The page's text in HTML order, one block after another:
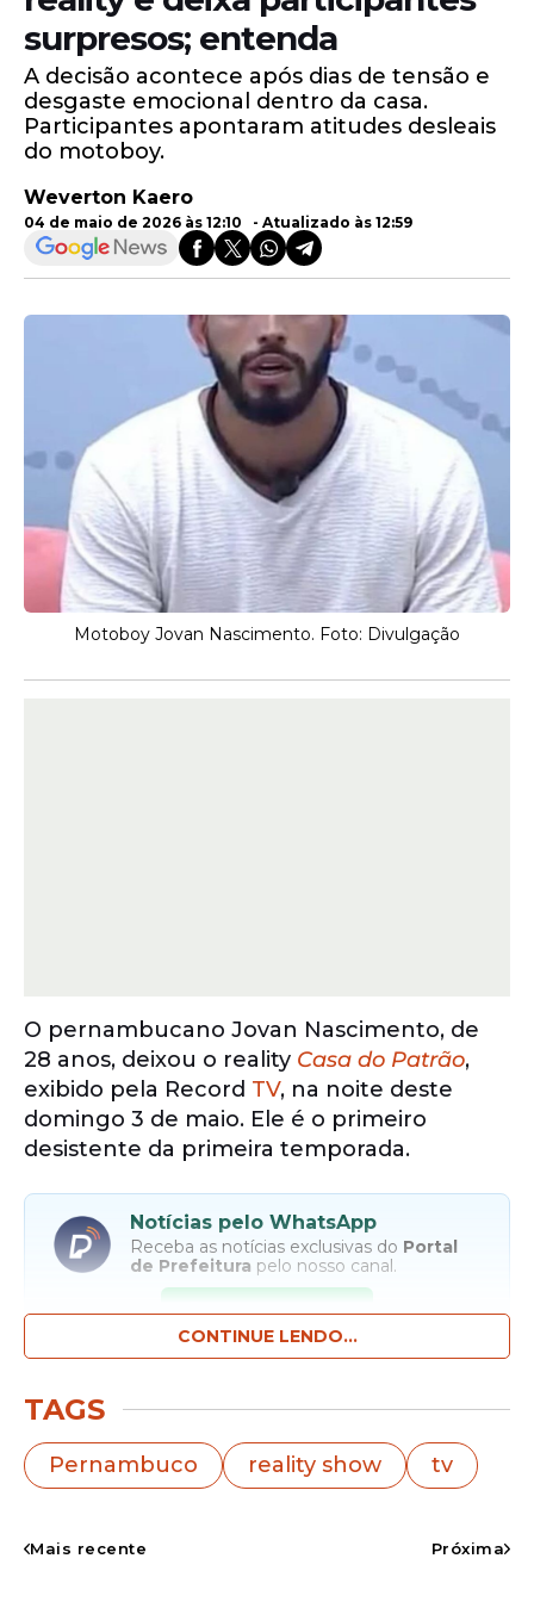
surpresos; entenda
A decisão acontece após dias de tensão e
desgaste emocional dentro da casa.
Participantes apontaram atitudes desleais
do motoboy.
Weverton Kaero
04 de maio de 2026 às 12:10 - Atualizado às 12:59
Motoboy Jovan Nascimento. Foto: Divulgação
O pernambucano Jovan Nascimento, de
28 anos, deixou o reality Casa do Patrão,
exibido pela Record TV, na noite deste
domingo 3 de maio. Ele é o primeiro
desistente da primeira temporada.
Notícias pelo WhatsApp
Receba as notícias exclusivas do Portal
de Prefeitura pelo nosso canal.
Entrar no canal
A produção do programa informou a saída
colegas a recolheressem os pertences do
motoboye encaminhá-los à área de
CONTINUE LENDO...
TAGS
Pernambuco reality show tv
Mais recente Próxima